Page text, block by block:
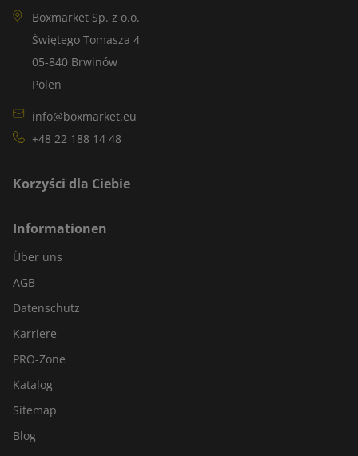
Boxmarket Sp. z o.o.
Świętego Tomasza 4
05-840 Brwinów
Polen
info@boxmarket.eu
+48 22 188 14 48
Korzyści dla Ciebie
Informationen
Über uns
AGB
Datenschutz
Karriere
PRO-Zone
Katalog
Sitemap
Blog